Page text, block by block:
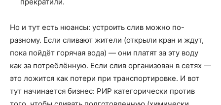
Но и тут есть нюансы: устроить слив можно по-
разному. Если сливают жители (открыли кран и ждут,
пока пойдёт горячая вода) — они платят за эту воду
как за потреблённую. Если слив организован в сетях —
это ложится как потери при транспортировке. И вот
тут начинается бизнес: РИР категорически против